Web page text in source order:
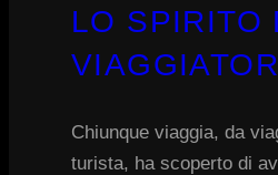
LO SPIRITO
Chiunque viaggia, da
turista, ha scoperto di